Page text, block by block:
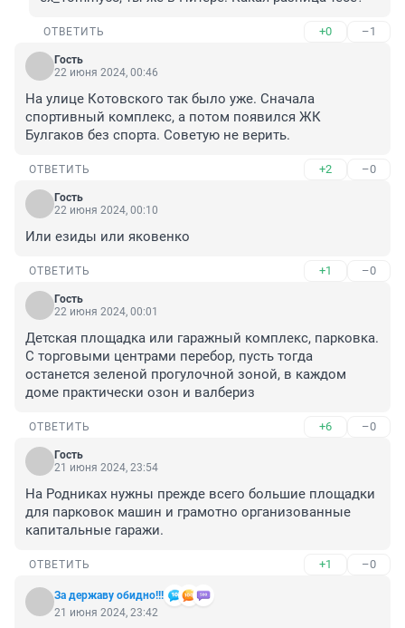
ОТВЕТИТЬ +0 –1
Гость
22 июня 2024, 00:46
На улице Котовского так было уже. Сначала
спортивный комплекс, а потом появился ЖК
Булгаков без спорта. Советую не верить.
ОТВЕТИТЬ +2 –0
Гость
22 июня 2024, 00:10
Или езиды или яковенко
ОТВЕТИТЬ +1 –0
Гость
22 июня 2024, 00:01
Детская площадка или гаражный комплекс, парковка.
С торговыми центрами перебор, пусть тогда
останется зеленой прогулочной зоной, в каждом
доме практически озон и валбериз
ОТВЕТИТЬ +6 –0
Гость
21 июня 2024, 23:54
На Родниках нужны прежде всего большие площадки
для парковок машин и грамотно организованные
капитальные гаражи.
ОТВЕТИТЬ +1 –0
За державу обидно!!!
21 июня 2024, 23:42